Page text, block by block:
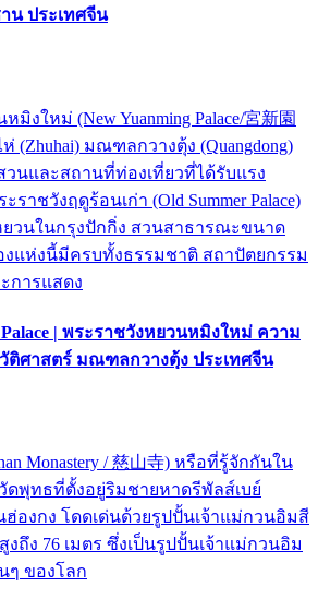
น ประเทศจีน
มิงใหม่ (New Yuanming Palace/宮新園
ห่ (Zhuhai) มณฑลกวางตุ้ง (Quangdong)
วนและสถานที่ท่องเที่ยวที่ได้รับแรง
ราชวังฤดูร้อนเก่า (Old Summer Palace)
วนในกรุงปักกิ่ง สวนสาธารณะขนาด
งแห่งนี้มีครบทั้งธรรมชาติ สถาปัตยกรรม
การแสดง
Palace | พระราชวังหยวนหมิงใหม่ ความ
ติศาสตร์ มณฑลกวางตุ้ง ประเทศจีน
Monastery / 慈山寺) หรือที่รู้จักกันใน
ดพุทธที่ตั้งอยู่ริมชายหาดรีพัลส์เบย์
นฮ่องกง โดดเด่นด้วยรูปปั้นเจ้าแม่กวนอิมสี
ถึง 76 เมตร ซึ่งเป็นรูปปั้นเจ้าแม่กวนอิม
ๆ ของโลก